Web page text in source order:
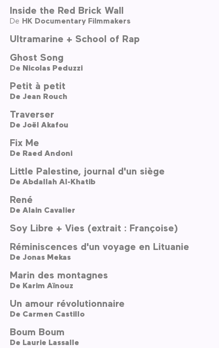
Inside the Red Brick Wall
De HK Documentary Filmmakers
Ultramarine + School of Rap
Ghost Song
De Nicolas Peduzzi
Petit à petit
De Jean Rouch
Traverser
De Joël Akafou
Fix Me
De Raed Andoni
Little Palestine, journal d'un siège
De Abdallah Al-Khatib
René
De Alain Cavalier
Soy Libre + Vies (extrait : Françoise)
Réminiscences d'un voyage en Lituanie
De Jonas Mekas
Marin des montagnes
De Karim Aïnouz
Un amour révolutionnaire
De Carmen Castillo
Boum Boum
De Laurie Lassalle